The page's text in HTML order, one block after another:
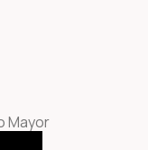
Mayor